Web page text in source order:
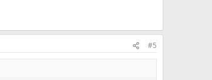
#5